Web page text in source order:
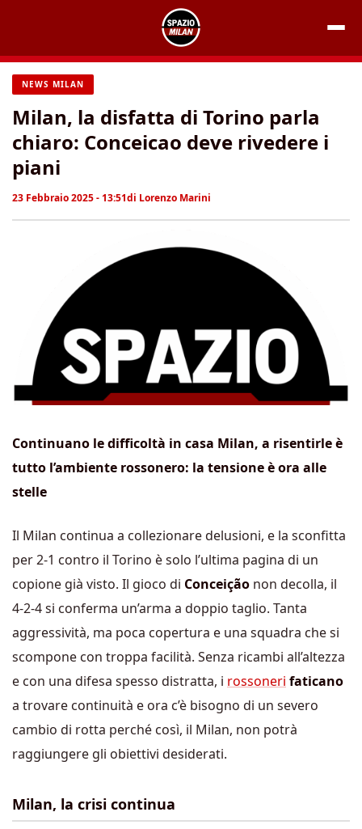
contenuto
NEWS MILAN
Milan, la disfatta di Torino parla
chiaro: Conceicao deve rivedere i
piani
23 Febbraio 2025 - 13:51di Lorenzo Marini
Continuano le difficoltà in casa Milan, a risentirle è
tutto l’ambiente rossonero: la tensione è ora alle
stelle
Il Milan continua a collezionare delusioni, e la sconfitta
per 2-1 contro il Torino è solo l’ultima pagina di un
copione già visto. Il gioco di Conceição non decolla, il
4-2-4 si conferma un’arma a doppio taglio. Tanta
aggressività, ma poca copertura e una squadra che si
scompone con troppa facilità. Senza ricambi all’altezza
e con una difesa spesso distratta, i rossoneri faticano
a trovare continuità e ora c’è bisogno di un severo
cambio di rotta perché così, il Milan, non potrà
raggiungere gli obiettivi desiderati.
Milan, la crisi continua